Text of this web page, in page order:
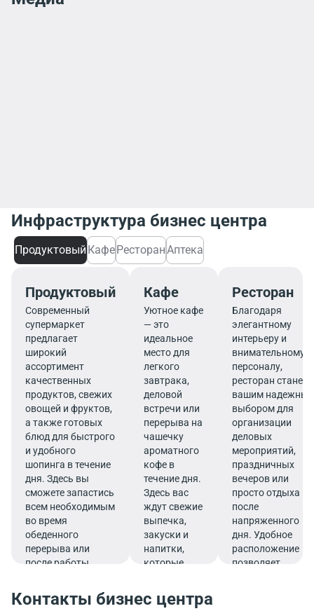
Инфраструктура бизнес центра
Продуктовый КафеРесторанАптека
Продуктовый
Современный
супермаркет
предлагает
широкий
ассортимент
качественных
продуктов, свежих
овощей и фруктов,
а также готовых
блюд для быстрого
и удобного
шопинга в течение
дня. Здесь вы
сможете запастись
всем необходимым
во время
обеденного
перерыва или
после работы.
Кафе
Уютное кафе
— это
идеальное
место для
легкого
завтрака,
деловой
встречи или
перерыва на
чашечку
ароматного
кофе в
течение дня.
Здесь вас
ждут свежие
выпечка,
закуски и
напитки,
которые
бодрости и
Ресторан
Благодаря
элегантному
интерьеру и
внимательному
персоналу,
ресторан станет
вашим
выбором для
организации
деловых
мероприятий,
праздничных
вечеров или
просто отдыха
после
напряженного
дня. Удобное
расположение
позволяет
Контакты бизнес центра